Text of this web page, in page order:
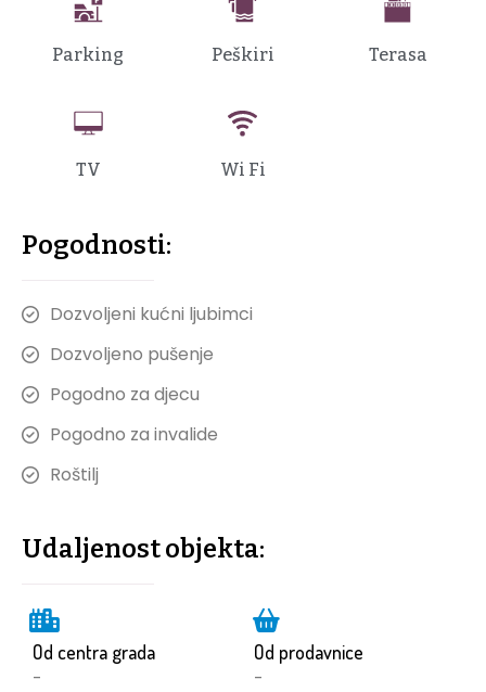
Parking Peškiri Terasa
TV Wi Fi
Pogodnosti:
Dozvoljeni kućni ljubimci
Dozvoljeno pušenje
Pogodno za djecu
Pogodno za invalide
Roštilj
Udaljenost objekta:
Od centra grada
-
Od prodavnice
-